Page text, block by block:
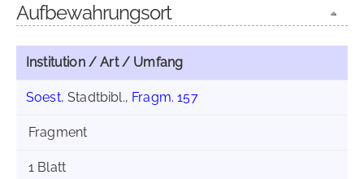
Aufbewahrungsort
Institution / Art / Umfang
Soest, Stadtbibl., Fragm. 157
Fragment
1 Blatt